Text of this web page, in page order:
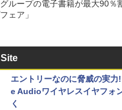
ループの電子書籍が最大90％
ェア」
エントリーなのに脅威の実
e Audioワイヤレスイヤフォ
く